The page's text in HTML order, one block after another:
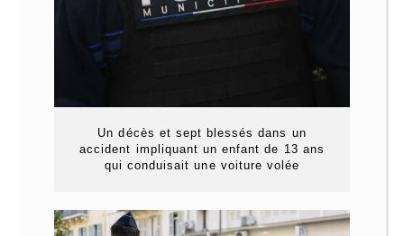
Un décès et sept blessés dans un
accident impliquant un enfant de 13 ans
qui conduisait une voiture volée